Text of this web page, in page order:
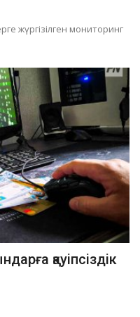
жүргізілген мониторинг
қауіпсіздік